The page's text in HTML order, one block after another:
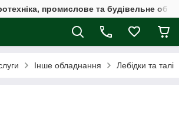
промислове та будівельне
Інше обладнання Лебідки та талі